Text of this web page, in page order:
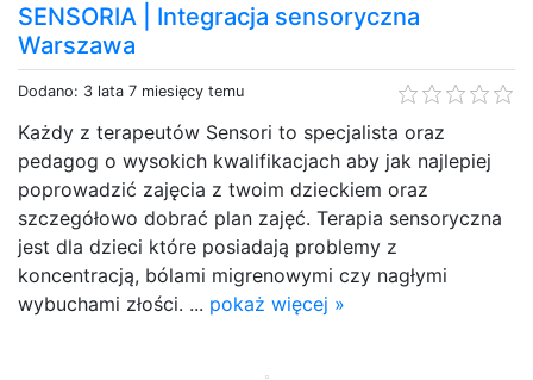
SENSORIA | Integracja sensoryczna
Warszawa
Dodano: 3 lata 7 miesięcy temu
Każdy z terapeutów Sensori to specjalista oraz
pedagog o wysokich kwalifikacjach aby jak najlepiej
poprowadzić zajęcia z twoim dzieckiem oraz
szczegółowo dobrać plan zajęć. Terapia sensoryczna
jest dla dzieci które posiadają problemy z
koncentracją, bólami migrenowymi czy nagłymi
wybuchami złości. ... pokaż więcej »